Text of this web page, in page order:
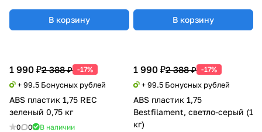
В корзину
1 990 ₽2 388 ₽ -17%
+ 99.5 Бонусных рублей
ABS пластик 1,75 REC
зеленый 0,75 кг
0 0 В наличии
1 990 ₽2 388 ₽ -17%
+ 99.5 Бонусных рублей
ABS пластик 1,75
Bestfilament, светло-серый (1
кг)
В корзину